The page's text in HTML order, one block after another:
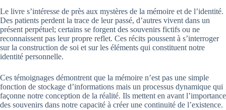
Le livre s’intéresse de près aux mystères de la mémoire et de l’identité.
Des patients perdent la trace de leur passé, d’autres vivent dans un
présent perpétuel; certains se forgent des souvenirs fictifs ou ne
reconnaissent pas leur propre reflet. Ces récits poussent à s’interroger
sur la construction de soi et sur les éléments qui constituent notre
identité personnelle.
Ces témoignages démontrent que la mémoire n’est pas une simple
fonction de stockage d’informations mais un processus dynamique qui
façonne notre conception de la réalité. Ils mettent en avant l’importance
des souvenirs dans notre capacité à créer une continuité de l’existence.